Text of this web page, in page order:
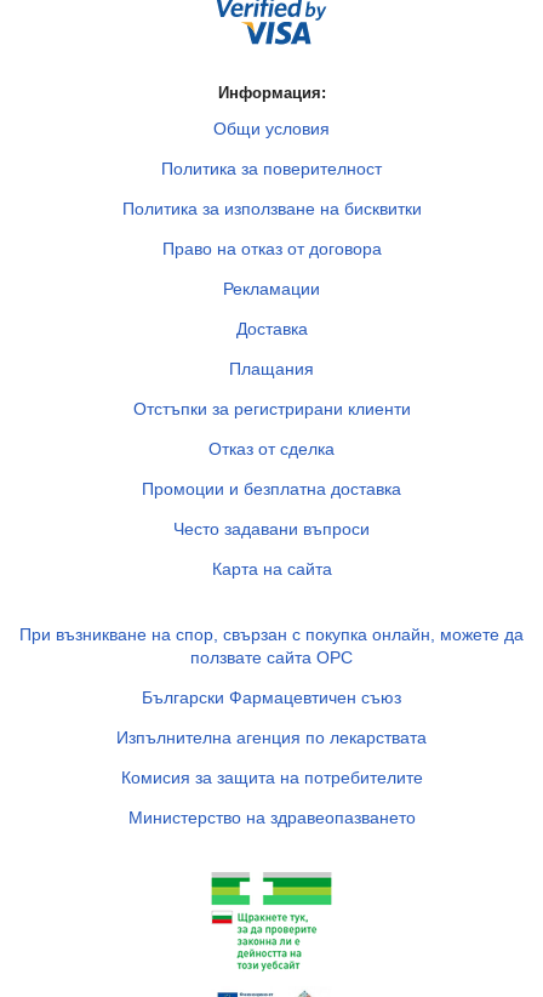
Информация:
Общи условия
Политика за поверителност
Политика за използване на бисквитки
Право на отказ от договора
Рекламации
Доставка
Плащания
Отстъпки за регистрирани клиенти
Отказ от сделка
Промоции и безплатна доставка
Често задавани въпроси
Карта на сайта
При възникване на спор, свързан с покупка онлайн, можете да
ползвате сайта ОРС
Български Фармацевтичен съюз
Изпълнителна агенция по лекарствата
Комисия за защита на потребителите
Министерство на здравеопазването